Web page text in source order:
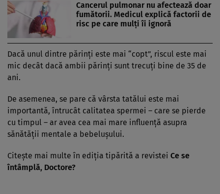
Cancerul pulmonar nu afectează doar
fumătorii. Medicul explică factorii de
risc pe care mulți îi ignoră
Dacă unul dintre părinţi este mai “copt”, riscul este mai
mic decât dacă ambii părinţi sunt trecuţi bine de 35 de
ani.
De asemenea, se pare că vârsta tatălui este mai
importantă, întrucât calitatea spermei – care se pierde
cu timpul – ar avea cea mai mare influenţă asupra
sănătăţii mentale a bebeluşului.
Citeşte mai multe în ediţia tipărită a revistei Ce se
întâmplă, Doctore?